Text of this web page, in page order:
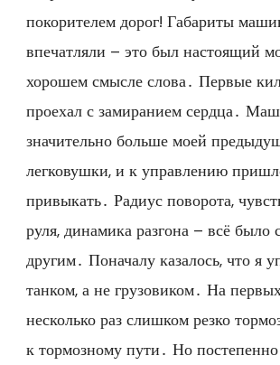
покорителем дорог! Габариты
впечатляли – это был настоящий
хорошем смысле слова․ Первые
проехал с замиранием сердца․
значительно больше моей
легковушки, и к управлению
привыкать․ Радиус поворота,
руля, динамика разгона – всё было
другим․ Поначалу казалось, что я
танком, а не грузовиком․ На
несколько раз слишком резко
к тормозному пути․ Но постепенно